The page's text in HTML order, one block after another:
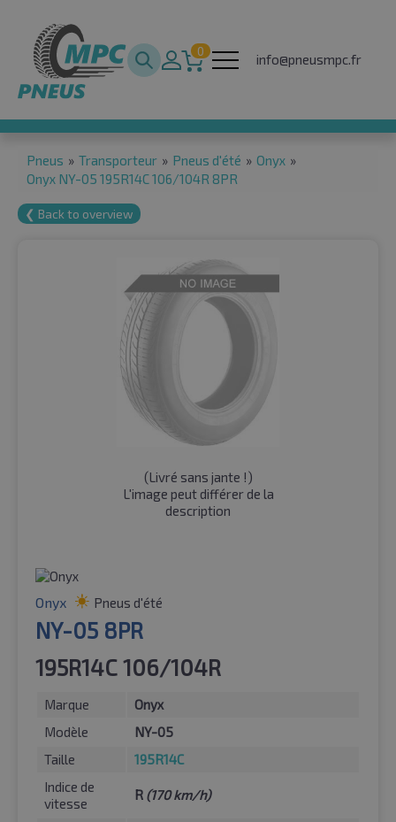
0
info@pneusmpc.fr
Pneus » Transporteur » Pneus d'été » Onyx »
Onyx NY-05 195R14C 106/104R 8PR
❮ Back to overview
(Livré sans jante !)
L'image peut différer de la
description
Onyx Pneus d'été
NY-05 8PR
195R14C 106/104R
Marque
Onyx
Modèle
NY-05
Taille
195R14C
Indice de
vitesse
R (170 km/h)